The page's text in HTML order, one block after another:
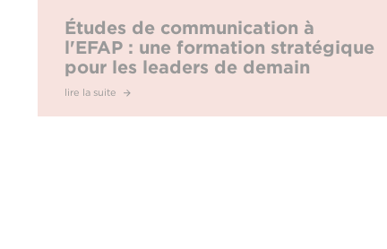
Études de communication à
l'EFAP : une formation stratégique
pour les leaders de demain
lire la suite